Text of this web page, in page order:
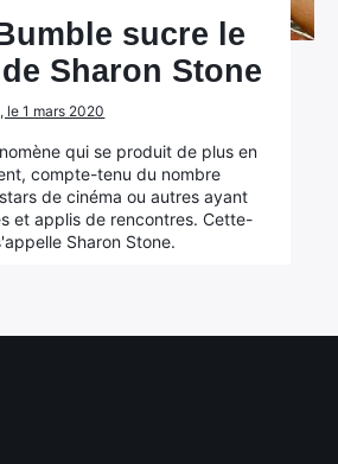
sucre le
Sharon Stone
le 1 mars 2020
qui se produit de plus en
compte-tenu du nombre
de cinéma ou autres ayant
et applis de rencontres. Cette-
Sharon Stone.